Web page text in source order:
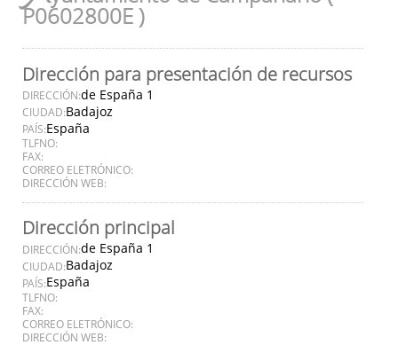
P0602800E )
Dirección para presentación de recursos
DIRECCIÓN:de España 1
CIUDAD:Badajoz
PAÍS:España
TLFNO:
FAX:
CORREO ELETRÓNICO:
DIRECCIÓN WEB:
Dirección principal
DIRECCIÓN:de España 1
CIUDAD:Badajoz
PAÍS:España
TLFNO:
FAX:
CORREO ELETRÓNICO:
DIRECCIÓN WEB: